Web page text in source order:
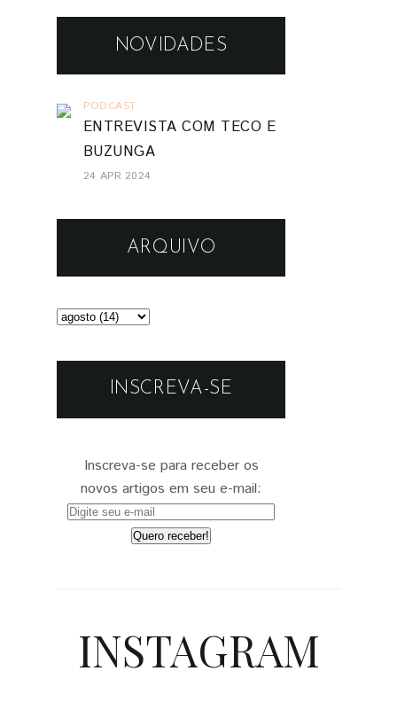
NOVIDADES
PODCAST
ENTREVISTA COM TECO E
BUZUNGA
24 APR 2024
ARQUIVO
INSCREVA-SE
Inscreva-se para receber os
novos artigos em seu e-mail:
INSTAGRAM